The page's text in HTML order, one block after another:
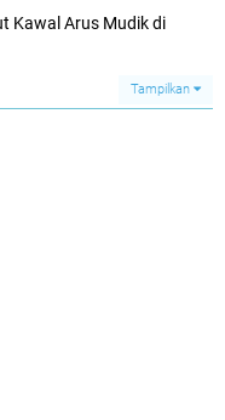
Kawal Arus Mudik di
Tampilkan